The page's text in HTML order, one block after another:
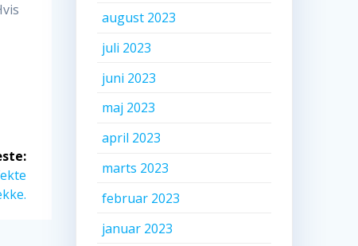
august 2023
juli 2023
juni 2023
maj 2023
april 2023
marts 2023
februar 2023
januar 2023